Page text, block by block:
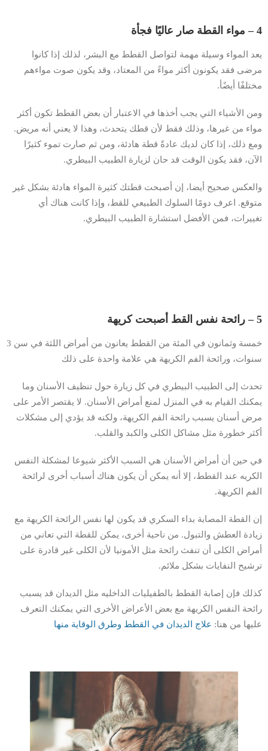
4 – مواء القطة صار عاليًا فجأة
يعد المواء وسيلة مهمة لتواصل القطط مع البشر، لذلك إذا كانوا
مرضى فقد يكونون أكثر مواءً من المعتاد، وقد يكون صوت مواءهم
مختلفًا أيضًأ.
ومن الأشياء التي يجب أخذها في الاعتبار أن بعض القطط تكون أكثر
مواء من غيرها، وذلك فقط لأن قطك يتحدث، وهذا لا يعني أنه مريض.
ومع ذلك، إذا كان لديك عادةً قطة هادئة، ومن ثم صارت تموء كثيرًا
الآن، فقد يكون الوقت قد حان لزيارة الطبيب البيطري.
والعكس صحيح أيضا، إن أصبحت قطتك كثيرة المواء هادئة بشكل غير
متوقع. اعرف دومًا السلوك الطبيعي للقط، وإذا كانت هناك أي
تغييرات، فمن الأفضل استشارة الطبيب البيطري.
5 – رائحة نفس القط أصبحت كريهة
خمسة وثمانون في المئة من القطط يعانون من أمراض اللثة في سن 3
سنوات، ورائحة الفم الكريهة هي علامة واحدة على ذلك
تحدث إلى الطبيب البيطري في كل زيارة حول تنظيف الأسنان وما
يمكنك القيام به في المنزل لمنع أمراض الأسنان. لا يقتصر الأمر على
مرض أسنان يسبب رائحة الفم الكريهة، ولكنه قد يؤدي إلى مشكلات
أكثر خطورة مثل مشاكل الكلى والكبد والقلب.
في حين أن أمراض الأسنان هي السبب الأكثر شيوعا لمشكلة النفس
الكريه عند القطط، إلا أنه يمكن أن يكون هناك أسباب أخرى لرائحة
الفم الكريهة.
إن القطة المصابة بداء السكري قد يكون لها نفس الرائحة الكريهة مع
زيادة العطش والتبول. من ناحية أخرى، يمكن للقطة التي تعاني من
أمراض الكلى أن تنفث رائحة مثل الأمونيا لأن الكلى غير قادرة على
ترشيح النفايات بشكل ملائم.
كذلك فإن إصابة القطط بالطفيليات الداخليه مثل الديدان قد يسبب
رائحة النفس الكريهة مع بعض الأعراض الأخرى التي يمكنك التعرف
عليها من هنا: علاج الديدان في القطط وطرق الوقاية منها